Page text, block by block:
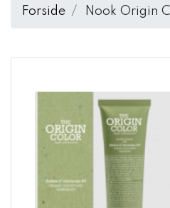
Forside Nook Origin